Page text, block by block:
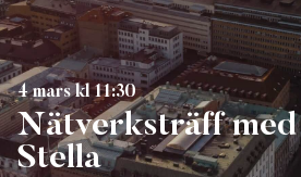
4 mars kl 11:30
Nätverksträff med
Stella